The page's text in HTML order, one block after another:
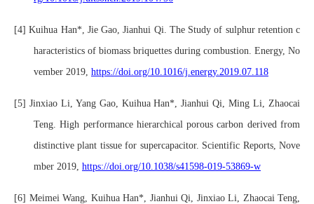
[4]Kuihua Han*, Jie Gao ,Jianhui Qi The Study of sulphur retention c
haracteristics of biomass briquettes during combustion . Energy, No
vember 2019 https://doi.org/10.1016/j.energy.2019.07.118
[5] Jinxiao Li, Yang Gao, Kuihua Han*, Jianhui Qi, Ming Li, Zhaocai
Teng. High performance hierarchical porous carbon derived from
distinctive plant tissue for supercapacitor. Scientific Reports, Nove
mber 2019, https://doi.org/10.1038/s41598-019-53869-w
[6] Meimei Wang Kuihua Han*, Jianhui Qi Jinxiao Li Zhaocai Teng